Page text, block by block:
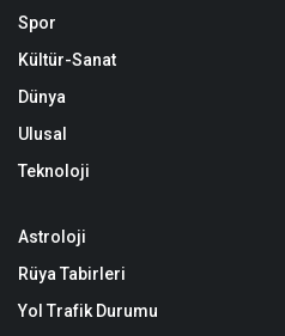
Spor
Kültür-Sanat
Dünya
Ulusal
Teknoloji
Astroloji
Rüya Tabirleri
Yol Trafik Durumu